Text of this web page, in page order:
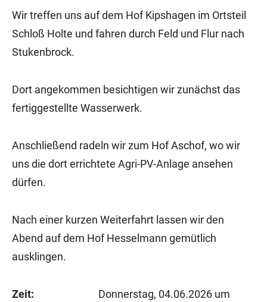
Wir treffen uns auf dem Hof Kipshagen im Ortsteil
Schloß Holte und fahren durch Feld und Flur nach
Stukenbrock.
Dort angekommen besichtigen wir zunächst das
fertiggestellte Wasserwerk.
Anschließend radeln wir zum Hof Aschof, wo wir
uns die dort errichtete Agri-PV-Anlage ansehen
dürfen.
Nach einer kurzen Weiterfahrt lassen wir den
Abend auf dem Hof Hesselmann gemütlich
ausklingen.
Zeit: Donnerstag, 04.06.2026 um